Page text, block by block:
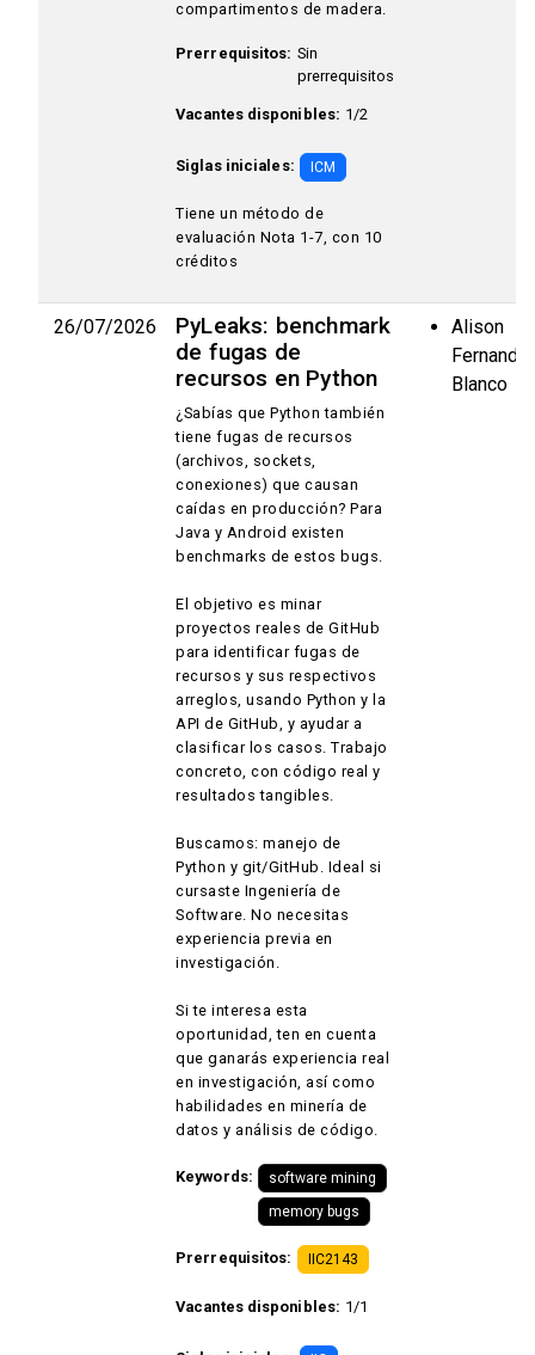
compartimentos de madera.
Prerrequisitos: Sin
prerrequisitos
Vacantes disponibles: 1/2
Siglas iniciales: ICM
Tiene un método de
evaluación Nota 1-7, con 10
créditos
26/07/2026
PyLeaks: benchmark
de fugas de
recursos en Python
¿Sabías que Python también
tiene fugas de recursos
(archivos, sockets,
conexiones) que causan
caídas en producción? Para
Java y Android existen
benchmarks de estos bugs.
El objetivo es minar
proyectos reales de GitHub
para identificar fugas de
recursos y sus respectivos
arreglos, usando Python y la
API de GitHub, y ayudar a
clasificar los casos. Trabajo
concreto, con código real y
resultados tangibles.
Buscamos: manejo de
Python y git/GitHub. Ideal si
cursaste Ingeniería de
Software. No necesitas
experiencia previa en
investigación.
Si te interesa esta
oportunidad, ten en cuenta
que ganarás experiencia real
en investigación, así como
habilidades en minería de
datos y análisis de código.
Keywords:
software mining
memory bugs
Prerrequisitos: IIC2143
Vacantes disponibles: 1/1
Alison
Blanco